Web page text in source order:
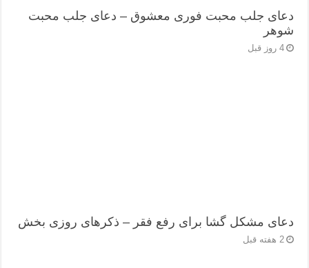
دعای جلب محبت فوری معشوق – دعای جلب محبت
شوهر
4 روز قبل
دعای مشکل گشا برای رفع فقر – ذکرهای روزی‌ بخش
2 هفته قبل